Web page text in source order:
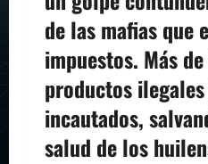
de las mafias que
impuestos. Más
productos
incautados,
salud de los